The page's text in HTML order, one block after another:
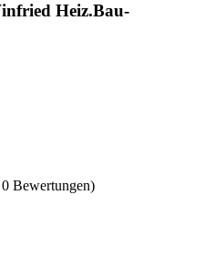
Heiz.Bau-
Bewertungen)